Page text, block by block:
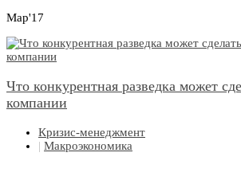
Мар'17
Что конкурентная разведка может
компании
Кризис-менеджмент
| Макроэкономика